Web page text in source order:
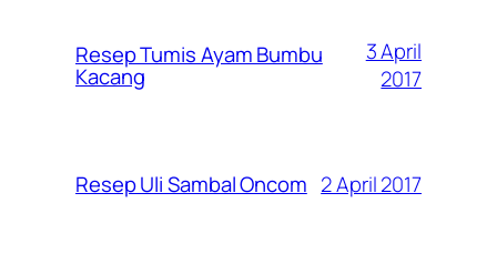
Resep Tumis Ayam Bumbu
Kacang
3 April
2017
Resep Uli Sambal Oncom 2 April 2017